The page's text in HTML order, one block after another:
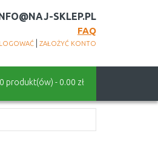
SKLEP.PL
FAQ
ZAŁOŻYĆ KONTO
0 produkt(ów) - 0.00 zł